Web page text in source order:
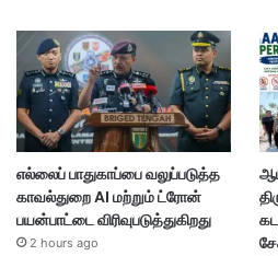
எல்லைப் பாதுகாப்பை வலுப்படுத்த
காவல்துறை AI மற்றும் ட்ரோன்
பயன்பாட்டை விரிவுபடுத்துகிறது
2 hours ago